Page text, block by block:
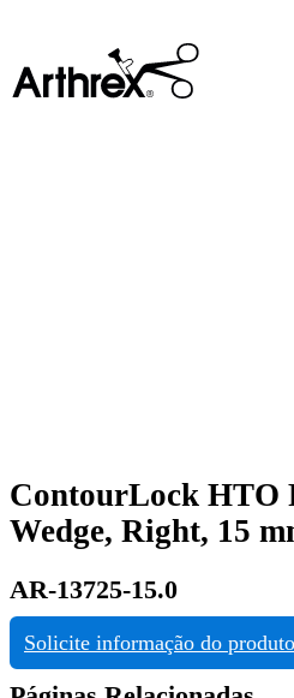
ContourLock HTO
Wedge, Right, 15
AR-13725-15.0
Solicite informação do produto